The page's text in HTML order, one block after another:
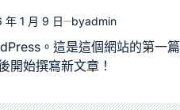
年 1 月 9 日 byadmin
。這是這個網站的第一
開始撰寫新文章！